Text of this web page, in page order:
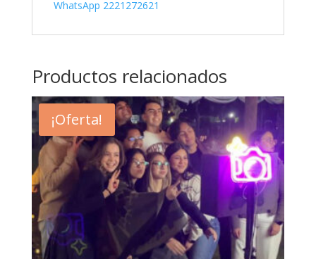
WhatsApp 2221272621
Productos relacionados
¡Oferta!